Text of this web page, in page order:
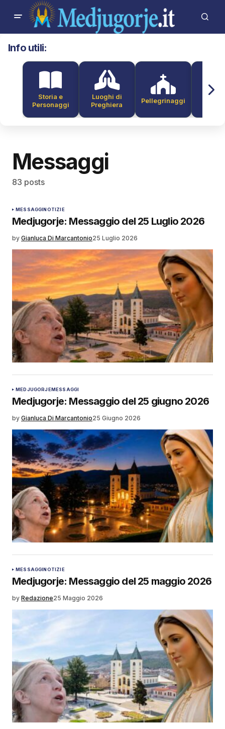
Info utili:
Storia e
Personaggi
Luoghi di
Preghiera
Pellegrinaggi
Messaggi
83 posts
MESSAGGINOTIZIE
Medjugorje: Messaggio del 25 Luglio 2026
by Gianluca Di Marcantonio25 Luglio 2026
MEDJUGORJEMESSAGGI
Medjugorje: Messaggio del 25 giugno 2026
by Gianluca Di Marcantonio25 Giugno 2026
MESSAGGINOTIZIE
Medjugorje: Messaggio del 25 maggio 2026
by Redazione25 Maggio 2026